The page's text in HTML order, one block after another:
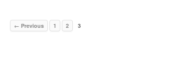
← Previous 1 2 3